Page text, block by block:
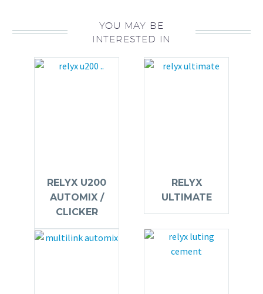
YOU MAY BE
INTERESTED IN
RELYX U200
AUTOMIX /
CLICKER
RELYX
ULTIMATE